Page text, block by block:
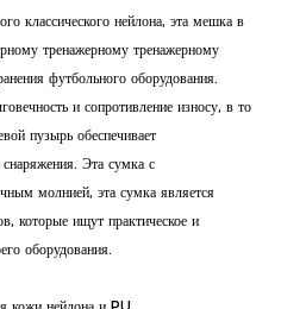
классического нейлона, эта мешка в
тренажерному тренажерному
футбольного оборудования.
и сопротивление износу, в то
пузырь обеспечивает
Эта сумка с
молнией, эта сумка является
которые ищут практическое и
оборудования.